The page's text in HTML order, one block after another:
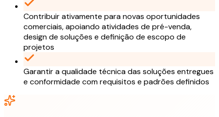
Contribuir ativamente para novas oportunidades
comerciais, apoiando atividades de pré-venda,
design de soluções e definição de escopo de
projetos
Garantir a qualidade técnica das soluções entregues
e conformidade com requisitos e padrões definidos